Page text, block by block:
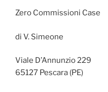
Zero Commissioni Case
di V. Simeone
Viale D’Annunzio 229
65127 Pescara (PE)